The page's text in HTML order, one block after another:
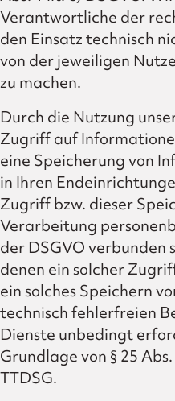
Verantwortliche der
den Einsatz technisch
von der jeweiligen
zu machen.
Durch die Nutzung
Zugriff auf
eine Speicherung von
in Ihren
Zugriff bzw. dieser
Verarbeitung
der DSGVO verbunden
denen ein solcher
ein solches Speichern
technisch fehlerfreien
Dienste unbedingt
Grundlage von § 25 Abs.
TTDSG.